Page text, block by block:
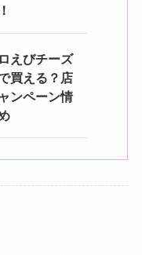
えびチーズ
買える？店
ンペーン情